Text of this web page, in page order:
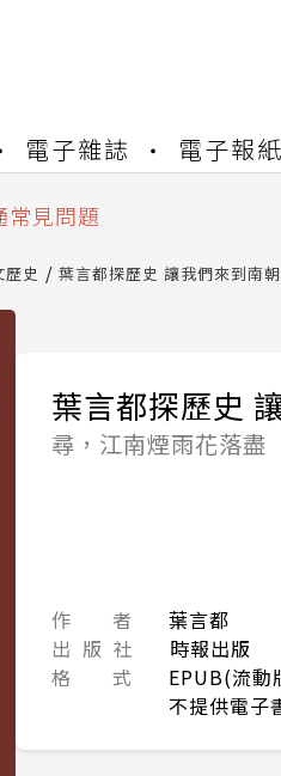
電子雜誌 電子報紙
資產合併與書櫃開通申請
成書櫃開通與資產合併申請
產合併與書櫃開通申請
歷史 葉言都探歷史 讓我們來到南朝
葉言都探歷史
尋，江南煙雨花落盡
作 者
葉言都
出 版 社
時報出版
格 式
EPUB(流動
不提供電子